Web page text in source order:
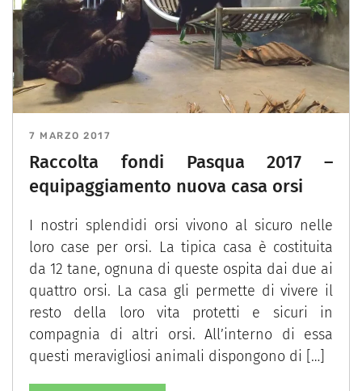
7 MARZO 2017
Raccolta fondi Pasqua 2017 –
equipaggiamento nuova casa orsi
I nostri splendidi orsi vivono al sicuro nelle
loro case per orsi. La tipica casa è costituita
da 12 tane, ognuna di queste ospita dai due ai
quattro orsi. La casa gli permette di vivere il
resto della loro vita protetti e sicuri in
compagnia di altri orsi. All’interno di essa
questi meravigliosi animali dispongono di […]